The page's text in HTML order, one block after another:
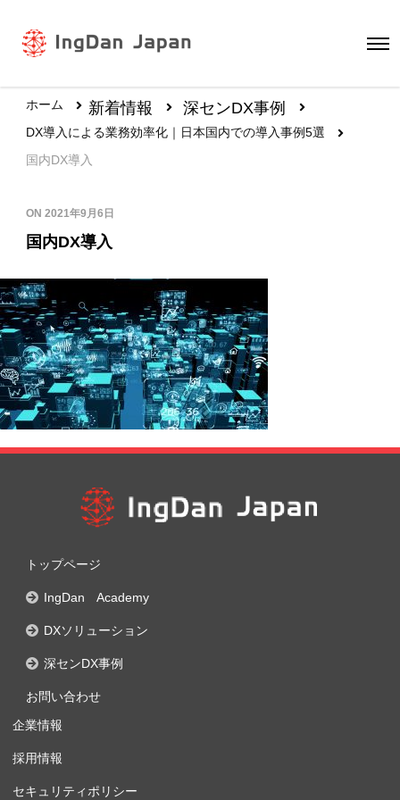
ホーム 新着情報 深センDX事例
DX導入による業務効率化｜日本国内での導入事例5選
国内DX導入
ON 2021年9月6日
国内DX導入
トップページ
IngDan Academy
DXソリューション
深センDX事例
お問い合わせ
企業情報
採用情報
セキュリティポリシー